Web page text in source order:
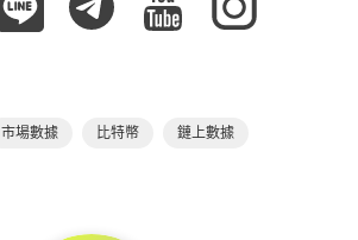
市場數據 比特幣 鏈上數據